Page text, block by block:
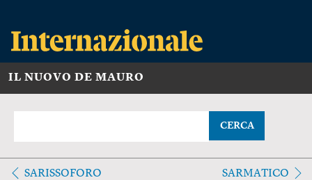
IL NUOVO DE MAURO
CERCA
SARISSOFORO SARMATICO